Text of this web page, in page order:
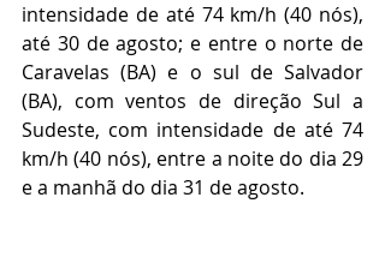
intensidade de até 74 km/h (40 nós),
até 30 de agosto; e entre o norte de
Caravelas (BA) e o sul de Salvador
(BA), com ventos de direção Sul a
Sudeste, com intensidade de até 74
km/h (40 nós), entre a noite do dia 29
e a manhã do dia 31 de agosto.